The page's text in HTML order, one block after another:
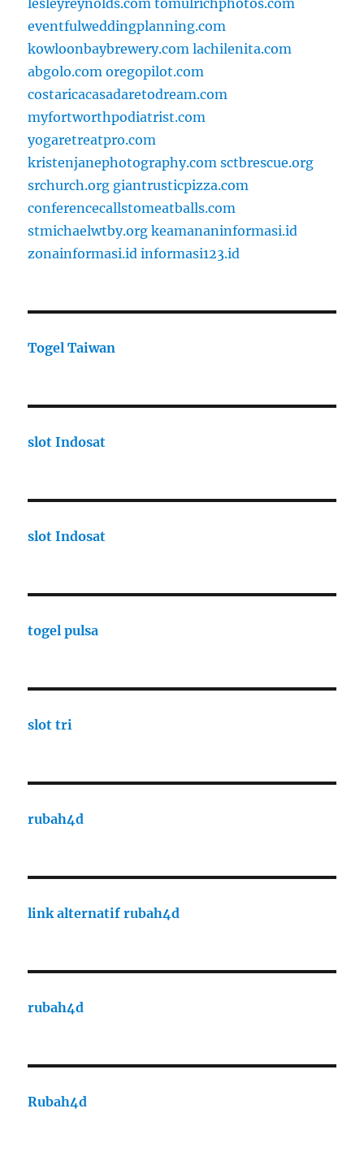
lesleyreynolds.com tomulrichphotos.com
eventfulweddingplanning.com
kowloonbaybrewery.com lachilenita.com
abgolo.com oregopilot.com
costaricacasadaretodream.com
myfortworthpodiatrist.com
yogaretreatpro.com
kristenjanephotography.com sctbrescue.org
srchurch.org giantrusticpizza.com
conferencecallstomeatballs.com
stmichaelwtby.org keamananinformasi.id
zonainformasi.id informasi123.id
Togel Taiwan
slot Indosat
slot Indosat
togel pulsa
slot tri
rubah4d
link alternatif rubah4d
rubah4d
Rubah4d